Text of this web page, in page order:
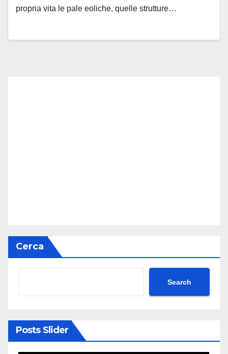
propria vita le pale eoliche, quelle strutture…
Cerca
Search
Posts Slider